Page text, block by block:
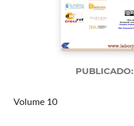
PUBLICADO:
Volume 10